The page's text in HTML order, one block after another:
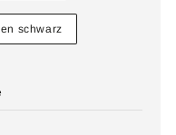
schwarz